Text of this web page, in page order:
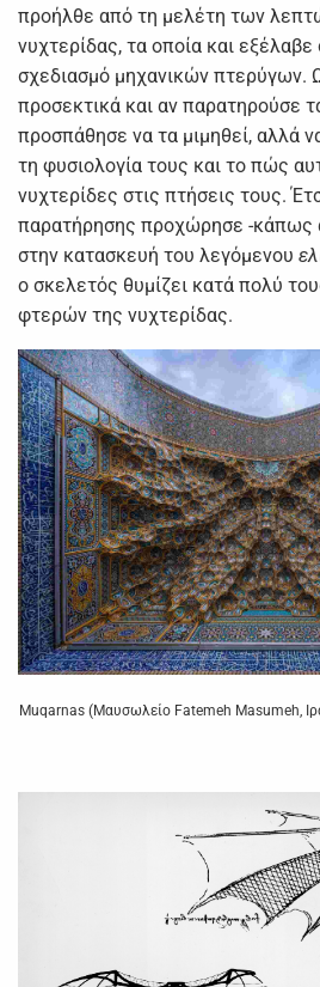
προήλθε από τη μελέτη των
νυχτερίδας, τα οποία και
σχεδιασμό μηχανικών πτερύγων.
προσεκτικά και αν παρατηρούσε
προσπάθησε να τα μιμηθεί, αλλά
τη φυσιολογία τους και το πώς
νυχτερίδες στις πτήσεις τους.
παρατήρησης προχώρησε -κάπως
στην κατασκευή του λεγόμενου
ο σκελετός θυμίζει κατά πολύ
φτερών της νυχτερίδας.
Muqarnas (Μαυσωλείο Fatemeh Masumeh,